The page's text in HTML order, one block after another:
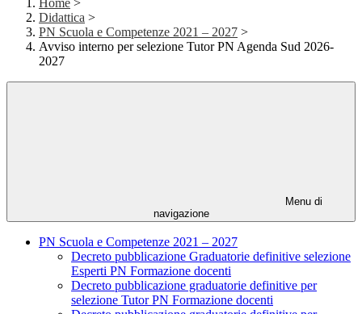
Home >
Didattica >
PN Scuola e Competenze 2021 – 2027 >
Avviso interno per selezione Tutor PN Agenda Sud 2026-
2027
Menu di
navigazione
PN Scuola e Competenze 2021 – 2027
Decreto pubblicazione Graduatorie definitive selezione
Esperti PN Formazione docenti
Decreto pubblicazione graduatorie definitive per
selezione Tutor PN Formazione docenti